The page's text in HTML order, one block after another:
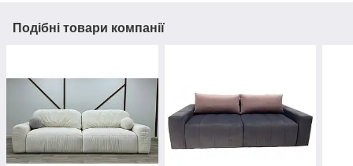
Подібні товари компанії